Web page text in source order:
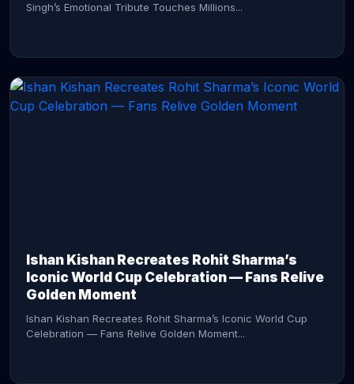
Singh’s Emotional Tribute Touches Millions...
Ishan Kishan Recreates Rohit Sharma’s
Iconic World Cup Celebration — Fans Relive
Golden Moment
Ishan Kishan Recreates Rohit Sharma’s Iconic World Cup
Celebration — Fans Relive Golden Moment...